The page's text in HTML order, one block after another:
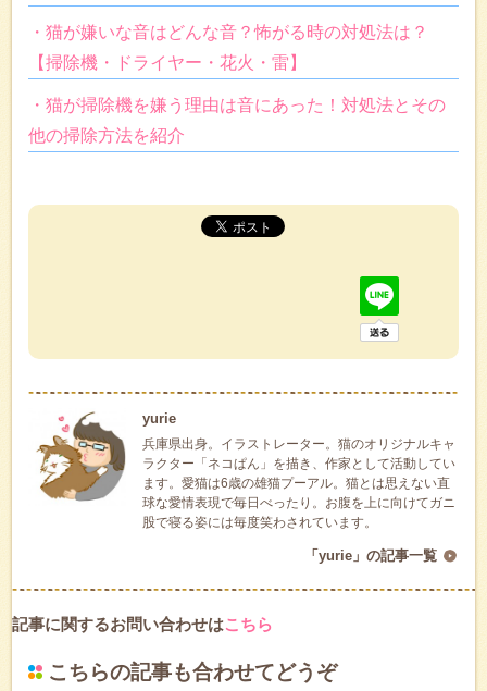
・猫が嫌いな音はどんな音？怖がる時の対処法は？
【掃除機・ドライヤー・花火・雷】
・猫が掃除機を嫌う理由は音にあった！対処法とその
他の掃除方法を紹介
yurie
兵庫県出身。イラストレーター。猫のオリジナルキャ
ラクター「ネコぱん」を描き、作家として活動してい
ます。愛猫は6歳の雄猫プーアル。猫とは思えない直
球な愛情表現で毎日べったり。お腹を上に向けてガニ
股で寝る姿には毎度笑わされています。
「yurie」の記事一覧
記事に関するお問い合わせはこちら
こちらの記事も合わせてどうぞ